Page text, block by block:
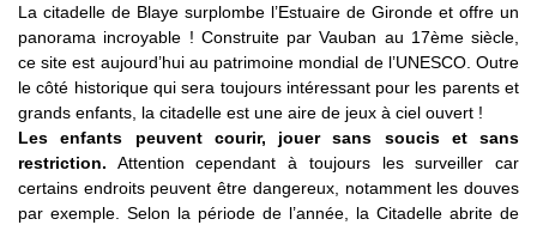
La citadelle de Blaye surplombe l’Estuaire de Gironde et offre un
panorama incroyable ! Construite par Vauban au 17ème siècle,
ce site est aujourd’hui au patrimoine mondial de l’UNESCO. Outre
le côté historique qui sera toujours intéressant pour les parents et
grands enfants, la citadelle est une aire de jeux à ciel ouvert !
Les enfants peuvent courir, jouer sans soucis et sans
restriction. Attention cependant à toujours les surveiller car
certains endroits peuvent être dangereux, notamment les douves
par exemple. Selon la période de l’année, la Citadelle abrite de